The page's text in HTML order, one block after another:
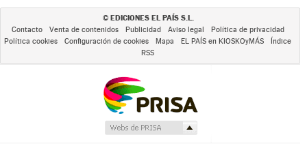
© EDICIONES EL PAÍS S.L.
Contacto Venta de contenidos Publicidad Aviso legal
Política de privacidad
Política cookies
Configuración de cookies Mapa EL PAÍS en KIOSKOyMÁS
Índice
RSS